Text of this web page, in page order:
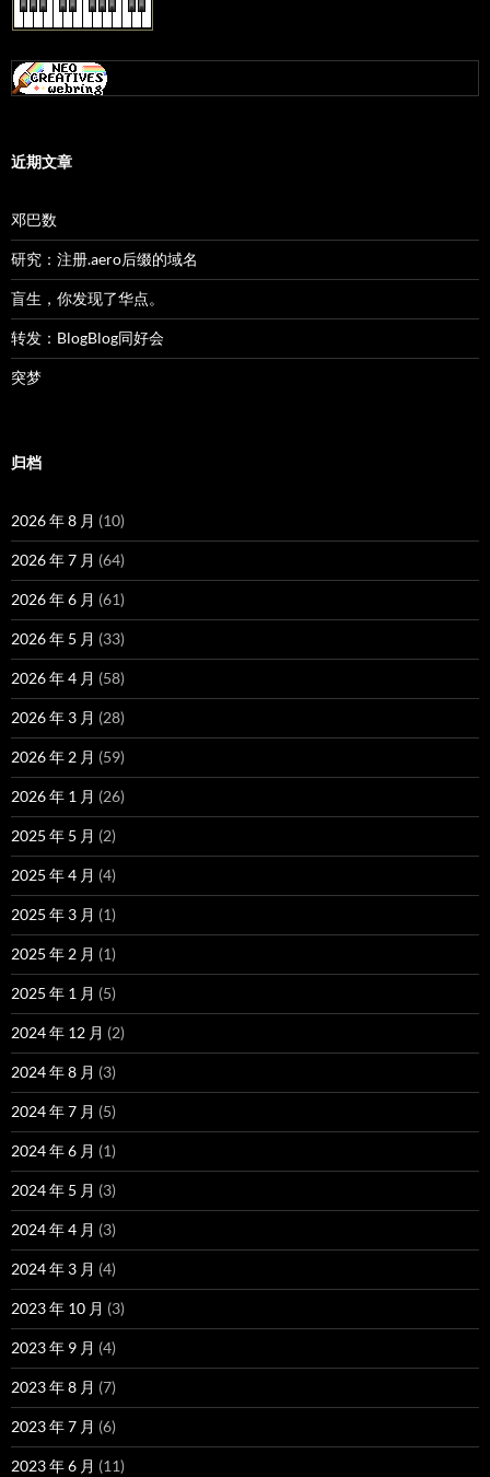
近期文章
邓巴数
研究：注册.aero后缀的域名
盲生，你发现了华点。
转发：BlogBlog同好会
突梦
归档
2026 年 8 月 (10)
2026 年 7 月 (64)
2026 年 6 月 (61)
2026 年 5 月 (33)
2026 年 4 月 (58)
2026 年 3 月 (28)
2026 年 2 月 (59)
2026 年 1 月 (26)
2025 年 5 月 (2)
2025 年 4 月 (4)
2025 年 3 月 (1)
2025 年 2 月 (1)
2025 年 1 月 (5)
2024 年 12 月 (2)
2024 年 8 月 (3)
2024 年 7 月 (5)
2024 年 6 月 (1)
2024 年 5 月 (3)
2024 年 4 月 (3)
2024 年 3 月 (4)
2023 年 10 月 (3)
2023 年 9 月 (4)
2023 年 8 月 (7)
2023 年 7 月 (6)
2023 年 6 月 (11)